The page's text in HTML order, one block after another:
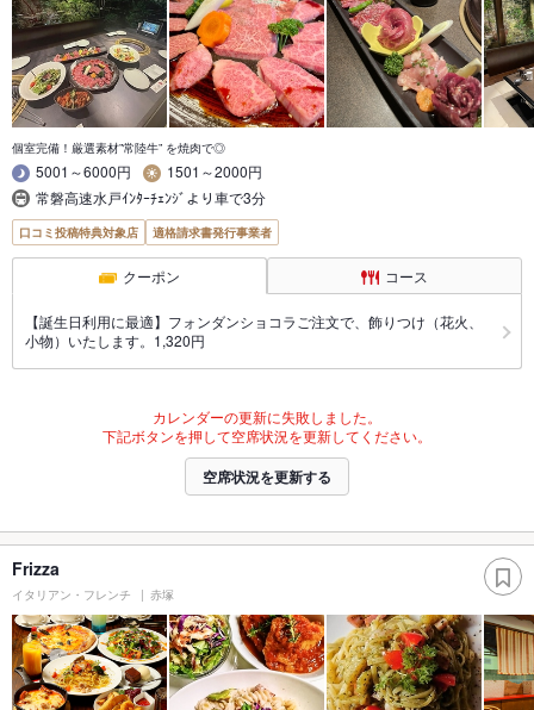
個室完備！厳選素材”常陸牛” を焼肉で◎
5001～6000円
1501～2000円
常磐高速水戸ｲﾝﾀｰﾁｪﾝｼﾞより車で3分
口コミ投稿特典対象店 適格請求書発行事業者
クーポン コース
【誕生日利用に最適】フォンダンショコラご注文で、飾りつけ（花火、
小物）いたします。1,320円
カレンダーの更新に失敗しました。
下記ボタンを押して空席状況を更新してください。
空席状況を更新する
Frizza
イタリアン・フレンチ 赤塚